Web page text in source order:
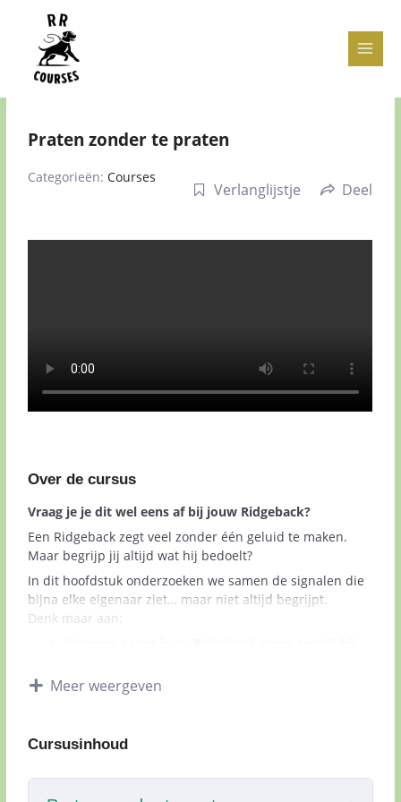
inhoud
Praten zonder te praten
Categorieën:Courses
Verlanglijstje Deel
Over de cursus
Vraag je je dit wel eens af bij jouw Ridgeback?
Een Ridgeback zegt veel zonder één geluid te maken.
Maar begrijp jij altijd wat hij bedoelt?
In dit hoofdstuk onderzoeken we samen de signalen die
bijna elke eigenaar ziet… maar niet altijd begrijpt.
Denk maar aan:
•Wat betekent het wanneer hij zijn hoofd plots
van je wegdraait?
geen stap meer zetten?
andere hond “blokkeert”?
Meer weergeven
Cursusinhoud